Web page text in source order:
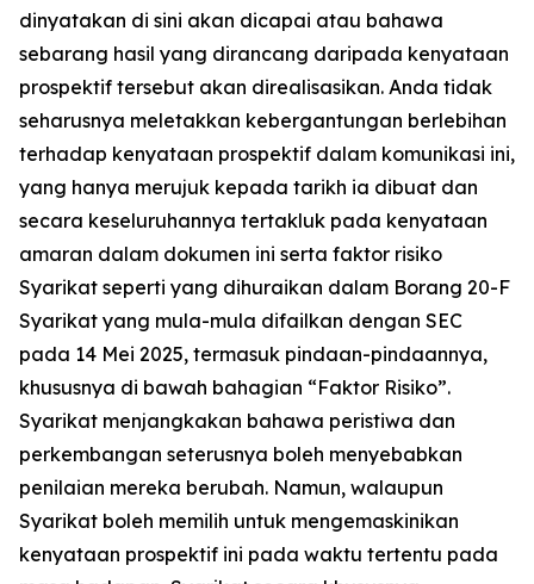
dinyatakan di sini akan dicapai atau bahawa
sebarang hasil yang dirancang daripada kenyataan
prospektif tersebut akan direalisasikan. Anda tidak
seharusnya meletakkan kebergantungan berlebihan
terhadap kenyataan prospektif dalam komunikasi ini,
yang hanya merujuk kepada tarikh ia dibuat dan
secara keseluruhannya tertakluk pada kenyataan
amaran dalam dokumen ini serta faktor risiko
Syarikat seperti yang dihuraikan dalam Borang 20-F
Syarikat yang mula-mula difailkan dengan SEC
pada 14 Mei 2025, termasuk pindaan-pindaannya,
khususnya di bawah bahagian “Faktor Risiko”.
Syarikat menjangkakan bahawa peristiwa dan
perkembangan seterusnya boleh menyebabkan
penilaian mereka berubah. Namun, walaupun
Syarikat boleh memilih untuk mengemaskinikan
kenyataan prospektif ini pada waktu tertentu pada